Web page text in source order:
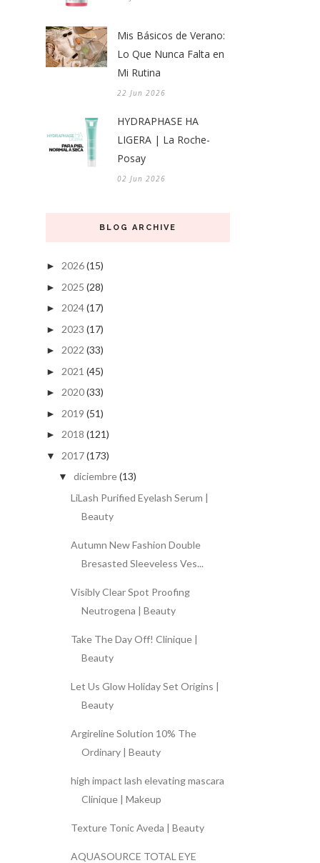
Mis Básicos de Verano:
Lo Que Nunca Falta en
Mi Rutina
22 Jun 2026
HYDRAPHASE HA
LIGERA | La Roche-
Posay
02 Jun 2026
BLOG ARCHIVE
► 2026(15)
► 2025 (28)
► 2024(17)
► 2023 (17)
► 2022 (33)
► 2021 (45)
► 2020(33)
► 2019 (51)
► 2018 (121)
▼ 2017(173)
▼ diciembre(13)
LiLash Purified Eyelash Serum |
Beauty
Autumn New Fashion Double
Bresasted Sleeveless Ves...
Visibly Clear Spot Proofing
Neutrogena | Beauty
Take The Day Off! Clinique |
Beauty
Let Us Glow Holiday Set Origins |
Beauty
Argireline Solution 10% The
Ordinary | Beauty
high impact lash elevating mascara
Clinique | Makeup
Texture Tonic Aveda | Beauty
AQUASOURCE TOTAL EYE